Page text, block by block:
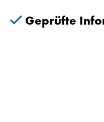
Geprüfte